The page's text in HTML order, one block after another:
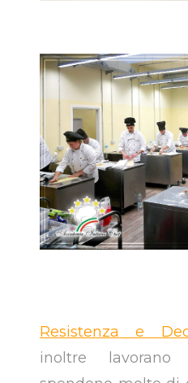
Resistenza e
inoltre lavorano